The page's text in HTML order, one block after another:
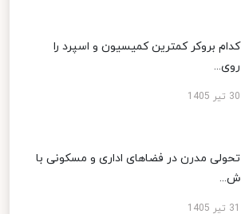
کدام بروکر کمترین کمیسیون و اسپرد را
روی...
30 تیر 1405
تحولی مدرن در فضاهای اداری و مسکونی با
ش...